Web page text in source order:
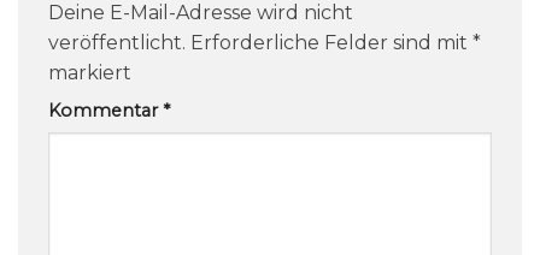
Deine E-Mail-Adresse wird nicht
veröffentlicht. Erforderliche Felder sind mit *
markiert
Kommentar*